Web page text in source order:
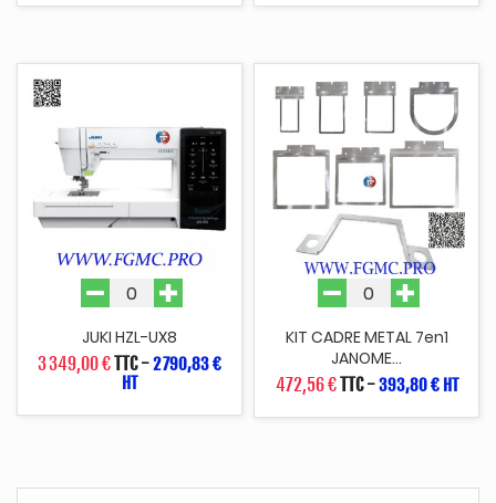
JUKI HZL-UX8
3 349,00 €TTC-2 790,83 €
HT
KIT CADRE METAL 7en1
JANOME...
472,56 €TTC-393,80 € HT